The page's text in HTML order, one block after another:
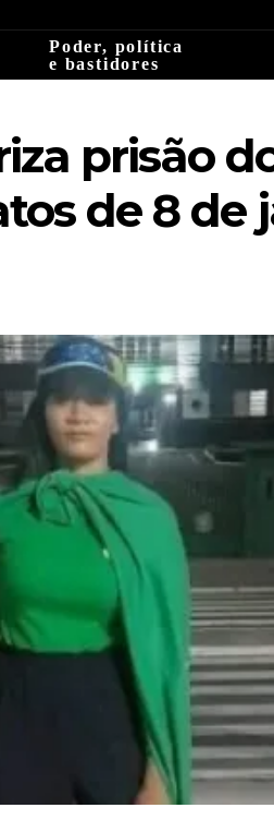
Poder, política
e bastidores
prisão
de 8 de